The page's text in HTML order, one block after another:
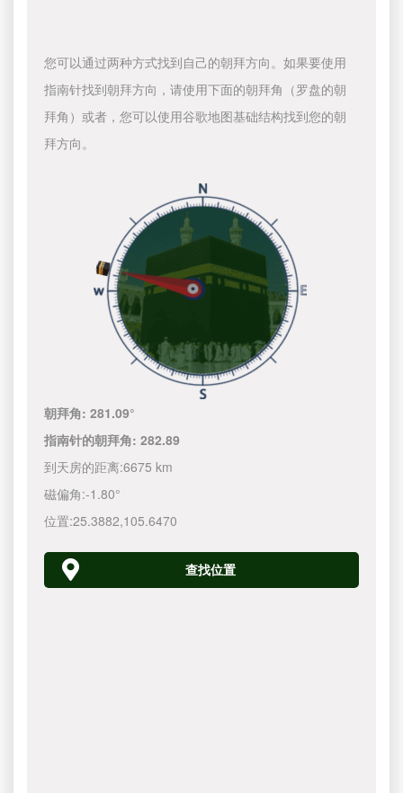
您可以通过两种方式找到自己的朝拜方向。如果要使用
指南针找到朝拜方向，请使用下面的朝拜角（罗盘的朝
拜角）或者，您可以使用谷歌地图基础结构找到您的朝
拜方向。
朝拜角:281.09°
指南针的朝拜角:282.89
到天房的距离:6675 km
磁偏角:-1.80°
位置:25.3882,105.6470
查找位置